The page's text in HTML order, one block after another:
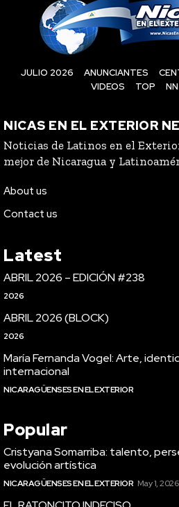
JULIO 2026 ANUNCIANTES
VIDEOS
TOP NN
NICAS EN EL EXTERIOR
Noticias de Latinos en el
mejor de Nicaragua y
About us
Contact us
Latest
ABRIL 2026 – EDICIÓN #238
2026
ABRIL 2026 (BLOCK)
2026
María Fernanda Vogel: Arte,
internacional
NICARAGÜENSES EN EL EXTERIOR
Popular
Cristyana Somarriba: talento,
evolución artística
NICARAGÜENSES EN EL EXTERIOR May 1, 2026